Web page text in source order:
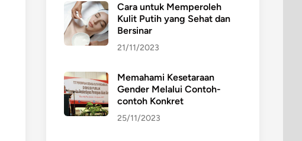
Cara untuk Memperoleh
Kulit Putih yang Sehat dan
Bersinar
21/11/2023
Memahami Kesetaraan
Gender Melalui Contoh-
contoh Konkret
25/11/2023